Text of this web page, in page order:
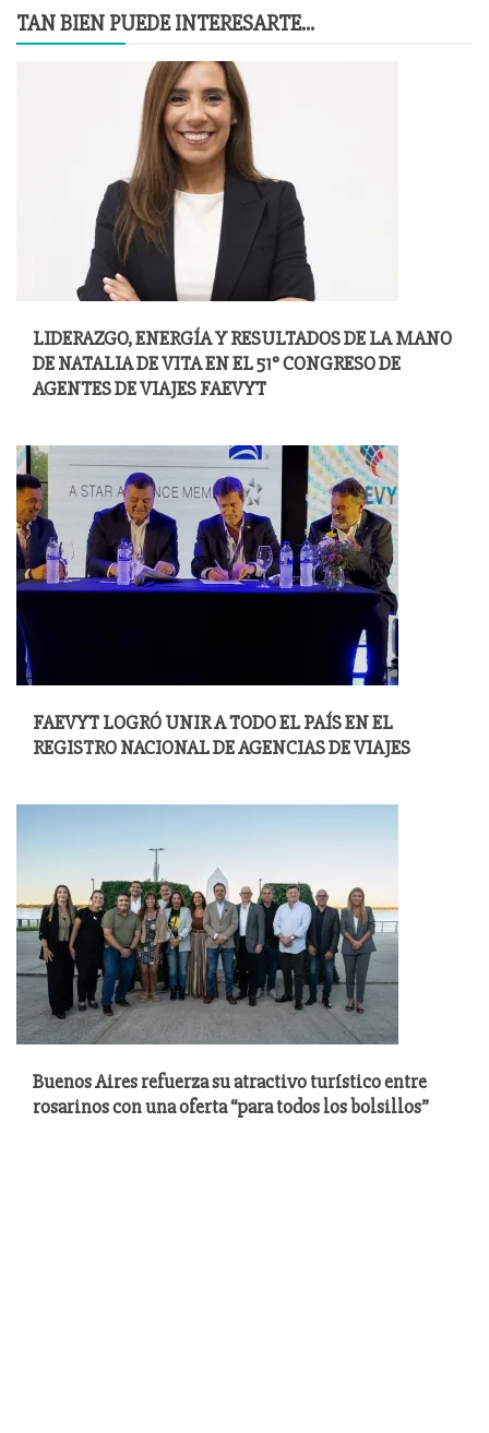
TAN BIEN PUEDE INTERESARTE...
LIDERAZGO, ENERGÍA Y RESULTADOS DE LA MANO
DE NATALIA DE VITA EN EL 51° CONGRESO DE
AGENTES DE VIAJES FAEVYT
FAEVYT LOGRÓ UNIR A TODO EL PAÍS EN EL
REGISTRO NACIONAL DE AGENCIAS DE VIAJES
Buenos Aires refuerza su atractivo turístico entre
rosarinos con una oferta “para todos los bolsillos”